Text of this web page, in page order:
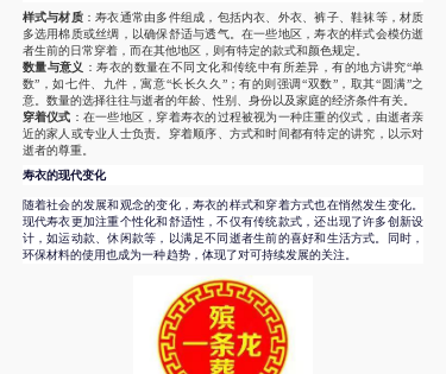
样式与材质：寿衣通常由多件组成，包括内衣、外衣、裤子、鞋袜等，材质
多选用棉质或丝绸，以确保舒适与透气。在一些地区，寿衣的样式会模仿逝
者生前的日常穿着，而在其他地区，则有特定的款式和颜色规定。
数量与意义 ：寿衣的数量在不同文化和传统中有所差异，有的地方讲究“单
数”，如七件、九件，寓意“长长久久”；有的则强调“双数”，取其“圆满”之
意。数量的选择往往与逝者的年龄、性别、身份以及家庭的经济条件有关。
穿着仪式 ：在一些地区，穿着寿衣的过程被视为一种庄重的仪式，由逝者亲
近的家人或专业人士负责。穿着顺序、方式和时间都有特定的讲究，以示对
逝者的尊重。
寿衣的现代变化
随着社会的发展和观念的变化，寿衣的样式和穿着方式也在悄然发生变化。
现代寿衣更加注重个性化和舒适性，不仅有传统款式，还出现了许多创新设
计，如运动款、休闲款等，以满足不同逝者生前的喜好和生活方式。同时，
环保材料的使用也成为一种趋势，体现了对可持续发展的关注。